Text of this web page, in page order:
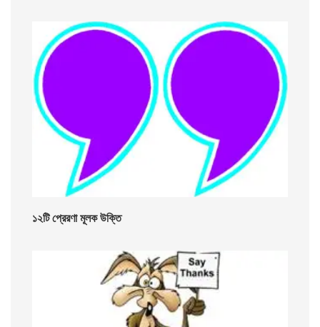
১২টি প্রেরণা মূলক উক্তি